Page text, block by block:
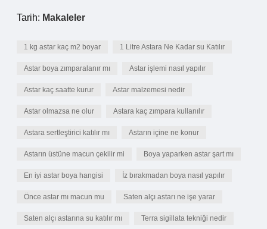
Tarih: Makaleler
1 kg astar kaç m2 boyar 1 Litre Astara Ne Kadar su Katılır
Astar boya zımparalanır mı Astar işlemi nasıl yapılır
Astar kaç saatte kurur Astar malzemesi nedir
Astar olmazsa ne olur Astara kaç zımpara kullanılır
Astara sertleştirici katılır mı Astarın içine ne konur
Astarın üstüne macun çekilir mi Boya yaparken astar şart mı
En iyi astar boya hangisi İz bırakmadan boya nasıl yapılır
Önce astar mı macun mu Saten alçı astarı ne işe yarar
Saten alçı astarına su katılır mı Terra sigillata tekniği nedir